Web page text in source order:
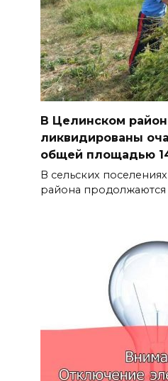
В Целинском
ликвидированы
общей площадью
В сельских
района продолжаются